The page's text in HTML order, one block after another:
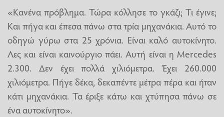
«Κανένα πρόβλημα. Τώρα κόλλησε το γκάζι; Τι έγινε;
Και πήγα και έπεσα πάνω στα τρία μηχανάκια. Αυτό το
οδηγώ γύρω στα 25 χρόνια. Είναι καλό αυτοκίνητο.
Λες και είναι καινούργιο πάει. Αυτή είναι η Mercedes
2.300. Δεν έχει πολλά χιλιόμετρα. Έχει 260.000
χιλιόμετρα. Πήγε δέκα, δεκαπέντε μέτρα πέρα και ήταν
κάτι μηχανάκια. Τα έριξε κάτω και χτύπησα πάνω σε
ένα αυτοκίνητο».